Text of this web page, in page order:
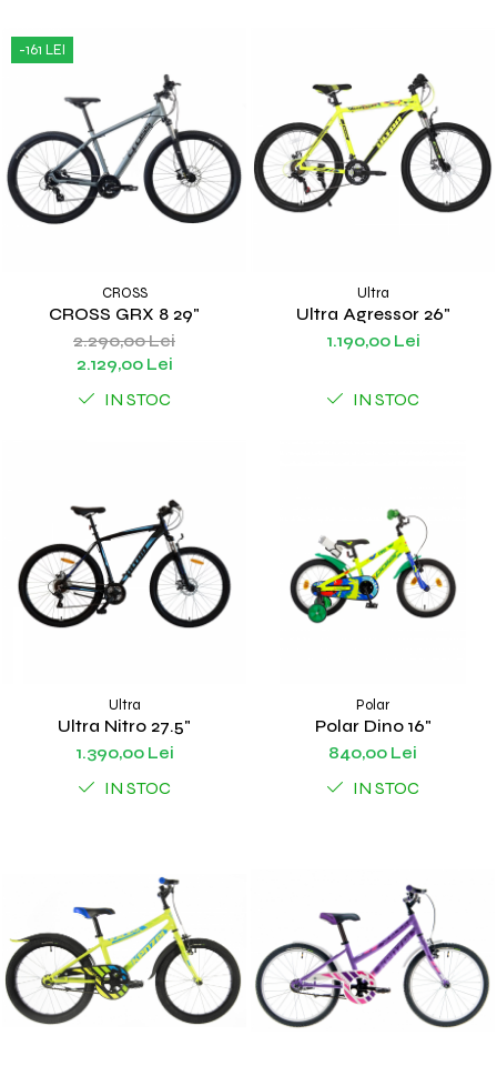
-161 LEI
CROSS
CROSS GRX 8 29"
2.290,00 Lei
2.129,00 Lei
IN STOC
Ultra
Ultra Agressor 26"
1.190,00 Lei
IN STOC
Ultra
Ultra Nitro 27.5"
1.390,00 Lei
IN STOC
Polar
Polar Dino 16"
840,00 Lei
IN STOC